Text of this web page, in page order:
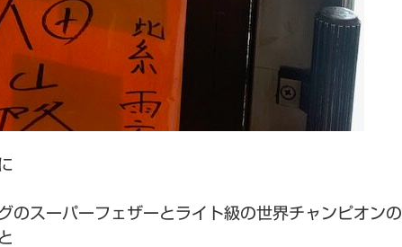
のスーパーフェザーとライト級の世界チャンピオンの